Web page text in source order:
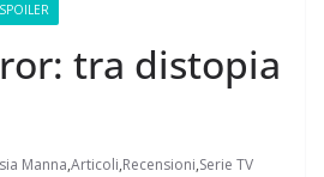
tra distopia
Manna,Articoli,Recensioni,Serie TV